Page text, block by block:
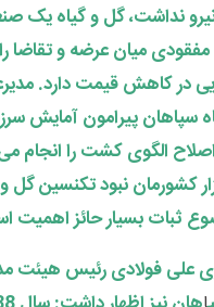
نداشت، گل و گیاه یک
میان عرضه و تقاضا
کاهش قیمت دارد.
سپاهان پیرامون آمایش
الگوی کشت را انجام
کشورمان نبود تکنسین گل
ثبات بسیار حائز اهمیت
علی فولادی رئیس هیئت